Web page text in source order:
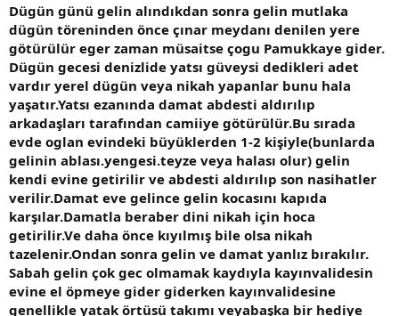
n
i
Dügün günü gelin alındıkdan sonra gelin mutlaka
dügün töreninden önce çınar meydanı denilen yere
götürülür eger zaman müsaitse çogu Pamukkaye gider.
Dügün gecesi denizlide yatsı güveysi dedikleri adet
vardır yerel dügün veya nikah yapanlar bunu hala
yaşatır.Yatsı ezanında damat abdesti aldırılıp
arkadaşları tarafından camiiye götürülür.Bu sırada
evde oglan evindeki büyüklerden 1-2 kişiyle(bunlarda
gelinin ablası.yengesi.teyze veya halası olur) gelin
kendi evine getirilir ve abdesti aldırılıp son nasihatler
verilir.Damat eve gelince gelin kocasını kapıda
karşılar.Damatla beraber dini nikah için hoca
getirilir.Ve daha önce kıyılmış bile olsa nikah
tazelenir.Ondan sonra gelin ve damat yanlız bırakılır.
Sabah gelin çok gec olmamak kaydıyla kayınvalidesin
evine el öpmeye gider giderken kayınvalidesine
genellikle yatak örtüsü takımı veyabaşka bir hediye